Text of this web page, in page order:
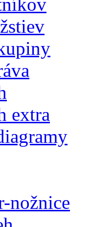
extra
nožnice